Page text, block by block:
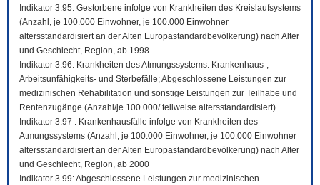
Indikator 3.95: Gestorbene infolge von Krankheiten des Kreislaufsystems
(Anzahl, je 100.000 Einwohner, je 100.000 Einwohner
altersstandardisiert an der Alten Europastandardbevölkerung) nach Alter
und Geschlecht, Region, ab 1998
Indikator 3.96: Krankheiten des Atmungssystems: Krankenhaus-,
Arbeitsunfähigkeits- und Sterbefälle; Abgeschlossene Leistungen zur
medizinischen Rehabilitation und sonstige Leistungen zur Teilhabe und
Rentenzugänge (Anzahl/je 100.000/ teilweise altersstandardisiert)
Indikator 3.97 : Krankenhausfälle infolge von Krankheiten des
Atmungssystems (Anzahl, je 100.000 Einwohner, je 100.000 Einwohner
altersstandardisiert an der Alten Europastandardbevölkerung) nach Alter
und Geschlecht, Region, ab 2000
Indikator 3.99: Abgeschlossene Leistungen zur medizinischen